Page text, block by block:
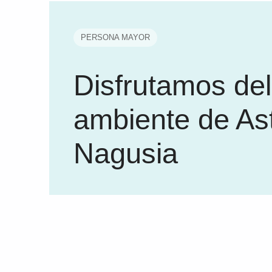
PERSONA MAYOR
Disfrutamos del
ambiente de
Nagusia